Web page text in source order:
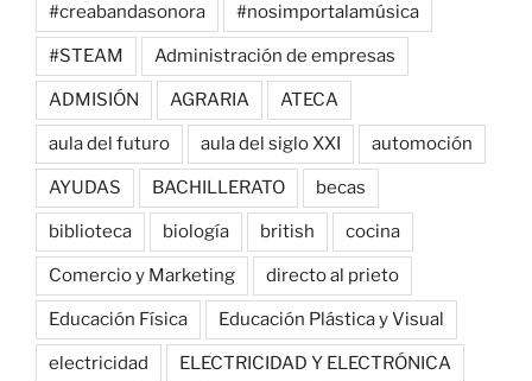
#creabandasonora #nosimportalamúsica
#STEAM Administración de empresas
ADMISIÓN AGRARIA ATECA
aula del futuro aula del siglo XXI automoción
AYUDAS BACHILLERATO becas
biblioteca biología british cocina
Comercio y Marketing directo al prieto
Educación Física Educación Plástica y Visual
electricidad ELECTRICIDAD Y ELECTRÓNICA